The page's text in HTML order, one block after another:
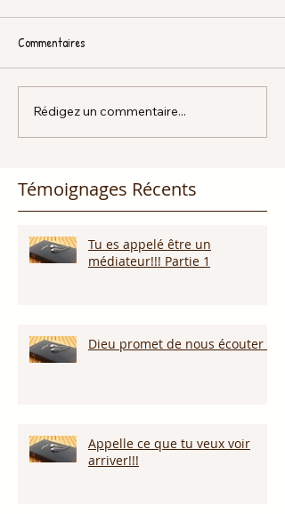
Commentaires
Rédigez un commentaire...
Témoignages Récents
Tu es appelé être un
médiateur!!! Partie 1
Dieu promet de nous écouter !
Appelle ce que tu veux voir
arriver!!!